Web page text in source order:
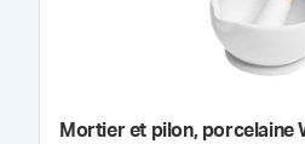
Mortier et pilon, porcelaine